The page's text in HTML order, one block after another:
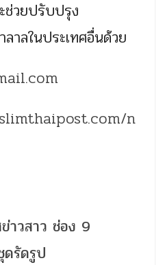
วยปรับปรุง
าลในประเทศอื่นด้วย
n
าวสาว ช่อง 9
ดรัดรูป